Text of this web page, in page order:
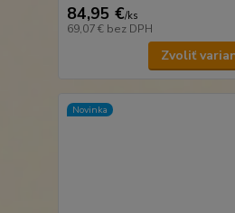
84,95 €/ks
69,07 € bez DPH
Zvoliť
Novinka